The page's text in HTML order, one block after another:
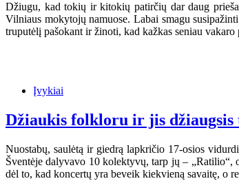
Džiugu, kad tokių ir kitokių patirčių dar daug
Vilniaus mokytojų namuose. Labai smagu
truputėlį pašokant ir žinoti, kad kažkas seniau
Įvykiai
Džiaukis folkloru ir jis džiaugsis
Nuostabų, saulėtą ir giedrą lapkričio 17-osios
Šventėje dalyvavo 10 kolektyvų, tarp jų –
dėl to, kad koncertų yra beveik kiekvieną savaitę, o